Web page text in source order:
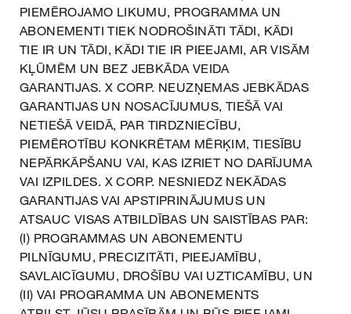
PIEMĒROJAMO LIKUMU, PROGRAMMA UN
ABONEMENTI TIEK NODROŠINĀTI TĀDI, KĀDI
TIE IR UN TĀDI, KĀDI TIE IR PIEEJAMI, AR VISĀM
KĻŪMĒM UN BEZ JEBKĀDA VEIDA
GARANTIJAS. X CORP. NEUZŅEMAS JEBKĀDAS
GARANTIJAS UN NOSACĪJUMUS, TIEŠĀ VAI
NETIEŠĀ VEIDĀ, PAR TIRDZNIECĪBU,
PIEMĒROTĪBU KONKRĒTAM MĒRĶIM, TIESĪBU
NEPĀRKĀPŠANU VAI, KAS IZRIET NO DARĪJUMA
VAI IZPILDES. X CORP. NESNIEDZ NEKĀDAS
GARANTIJAS VAI APSTIPRINĀJUMUS UN
ATSAUC VISAS ATBILDĪBAS UN SAISTĪBAS PAR:
(I) PROGRAMMAS UN ABONEMENTU
PILNĪGUMU, PRECIZITĀTI, PIEEJAMĪBU,
SAVLAICĪGUMU, DROŠĪBU VAI UZTICAMĪBU, UN
(II) VAI PROGRAMMA UN ABONEMENTS